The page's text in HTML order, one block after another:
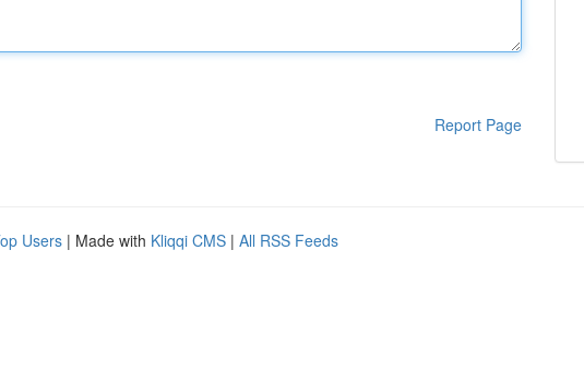
Report Page
Users | Made with Kliqqi CMS | All RSS Feeds